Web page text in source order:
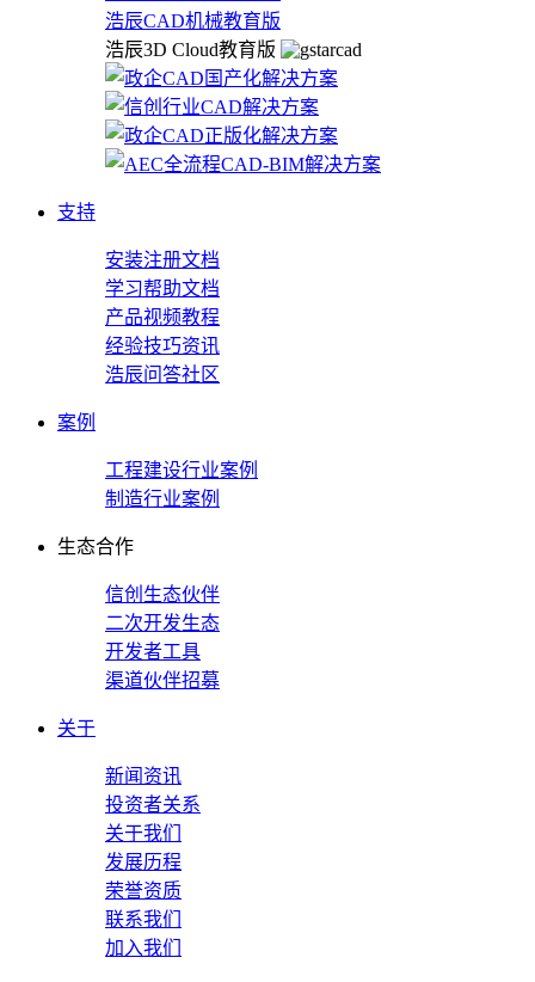
浩辰CAD机械教育版
浩辰3D Cloud教育版
支持
安装注册文档
学习帮助文档
产品视频教程
经验技巧资讯
浩辰问答社区
案例
工程建设行业案例
制造行业案例
生态合作
信创生态伙伴
二次开发生态
开发者工具
渠道伙伴招募
关于
新闻资讯
投资者关系
关于我们
发展历程
荣誉资质
联系我们
加入我们